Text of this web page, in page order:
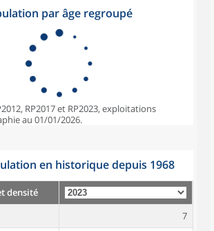
par âge regroupé
RP2017 et RP2023, exploitations
au 01/01/2026.
en historique depuis 1968
densité
7